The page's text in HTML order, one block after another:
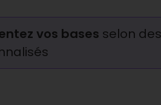
vos bases selon